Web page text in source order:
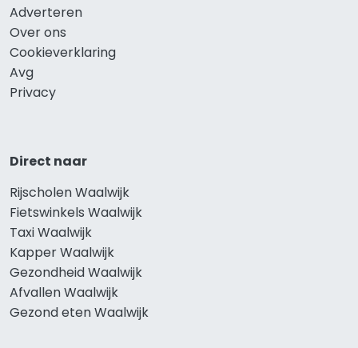
Adverteren
Over ons
Cookieverklaring
Avg
Privacy
Direct naar
Rijscholen Waalwijk
Fietswinkels Waalwijk
Taxi Waalwijk
Kapper Waalwijk
Gezondheid Waalwijk
Afvallen Waalwijk
Gezond eten Waalwijk